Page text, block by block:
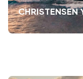
CHRISTENSEN